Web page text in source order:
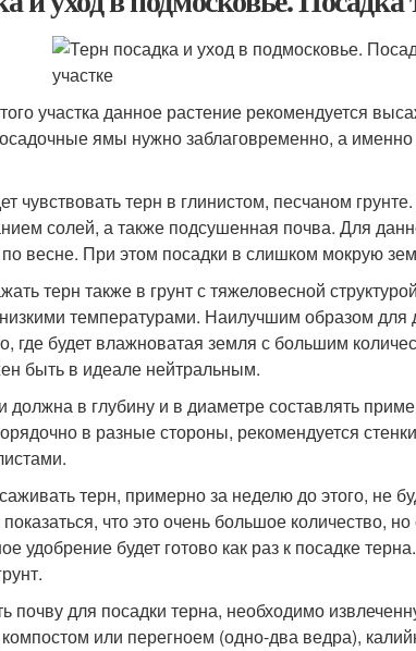
участка данное растение рекомендуется
ямы нужно заблаговременно, а
чувствовать терн в глинистом, песчаном
солей, а также подсушенная почва. Для
по весне. При этом посадки в слишком мокрую
терн также в грунт с тяжеловесной
температурами. Наилучшим образом для
где будет влажноватая земля с большим
быть в идеале нейтральным.
должна в глубину и в диаметре составлять
в разные стороны, рекомендуется
терн, примерно за неделю до этого, не
что это очень большое количество,
удобрение будет готово как раз к посадке
почву для посадки терна, необходимо
или перегноем (одно-два ведра),